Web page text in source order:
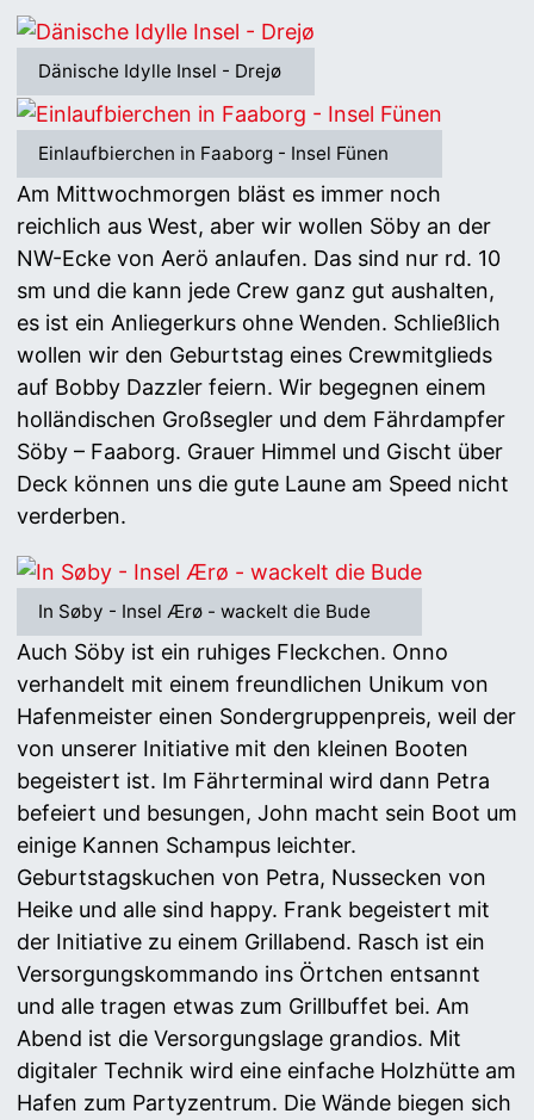
Dänische Idylle Insel - Drejø
Einlaufbierchen in Faaborg - Insel Fünen
Am Mittwochmorgen bläst es immer noch
reichlich aus West, aber wir wollen Söby an der
NW-Ecke von Aerö anlaufen. Das sind nur rd. 10
sm und die kann jede Crew ganz gut aushalten,
es ist ein Anliegerkurs ohne Wenden. Schließlich
wollen wir den Geburtstag eines Crewmitglieds
auf Bobby Dazzler feiern. Wir begegnen einem
holländischen Großsegler und dem Fährdampfer
Söby – Faaborg. Grauer Himmel und Gischt über
Deck können uns die gute Laune am Speed nicht
verderben.
In Søby - Insel Ærø - wackelt die Bude
Auch Söby ist ein ruhiges Fleckchen. Onno
verhandelt mit einem freundlichen Unikum von
Hafenmeister einen Sondergruppenpreis, weil der
von unserer Initiative mit den kleinen Booten
begeistert ist. Im Fährterminal wird dann Petra
befeiert und besungen, John macht sein Boot um
einige Kannen Schampus leichter.
Geburtstagskuchen von Petra, Nussecken von
Heike und alle sind happy. Frank begeistert mit
der Initiative zu einem Grillabend. Rasch ist ein
Versorgungskommando ins Örtchen entsannt
und alle tragen etwas zum Grillbuffet bei. Am
Abend ist die Versorgungslage grandios. Mit
digitaler Technik wird eine einfache Holzhütte am
Hafen zum Partyzentrum. Die Wände biegen sich